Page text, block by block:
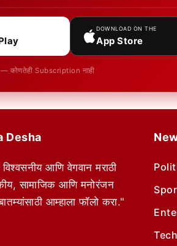
DOWNLOAD ON THE
App Store
— कोणतेही Subscription नाही
Desha
आणि वेगवान मराठी
सामाजिक आणि मनोरंजन
आम्हाला फॉलो करा."